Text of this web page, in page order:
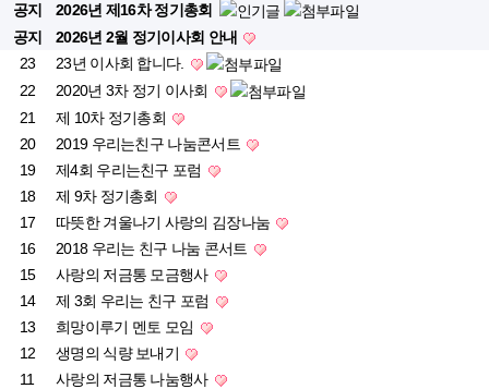
공지
2026년 제16차 정기총회
공지
2026년 2월 정기이사회 안내
23
23년 이사회 합니다.
22
2020년 3차 정기 이사회
21
제 10차 정기총회
20
2019 우리는친구 나눔콘서트
19
제4회 우리는친구 포럼
18
제 9차 정기총회
17
따뜻한 겨울나기 사랑의 김장나눔
16
2018 우리는 친구 나눔 콘서트
15
사랑의 저금통 모금행사
14
제 3회 우리는 친구 포럼
13
희망이루기 멘토 모임
12
생명의 식량 보내기
11
사랑의 저금통 나눔행사